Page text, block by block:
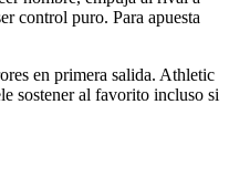
control puro. Para apuesta
en primera salida. Athletic
sostener al favorito incluso si